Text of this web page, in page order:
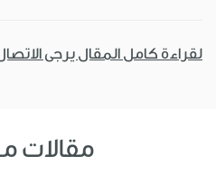
لقراءة كامل المقال يرجى
مقالات